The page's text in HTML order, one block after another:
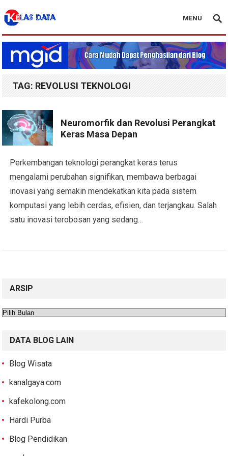
Blog Kelas Data
MENU
TAG: REVOLUSI TEKNOLOGI
Neuromorfik dan Revolusi Perangkat
Keras Masa Depan
Perkembangan teknologi perangkat keras terus
mengalami perubahan signifikan, membawa berbagai
inovasi yang semakin mendekatkan kita pada sistem
komputasi yang lebih cerdas, efisien, dan terjangkau. Salah
satu inovasi terobosan yang sedang…
ARSIP
Arsip
DATA BLOG LAIN
Blog Wisata
kanalgaya.com
kafekolong.com
Hardi Purba
Blog Pendidikan